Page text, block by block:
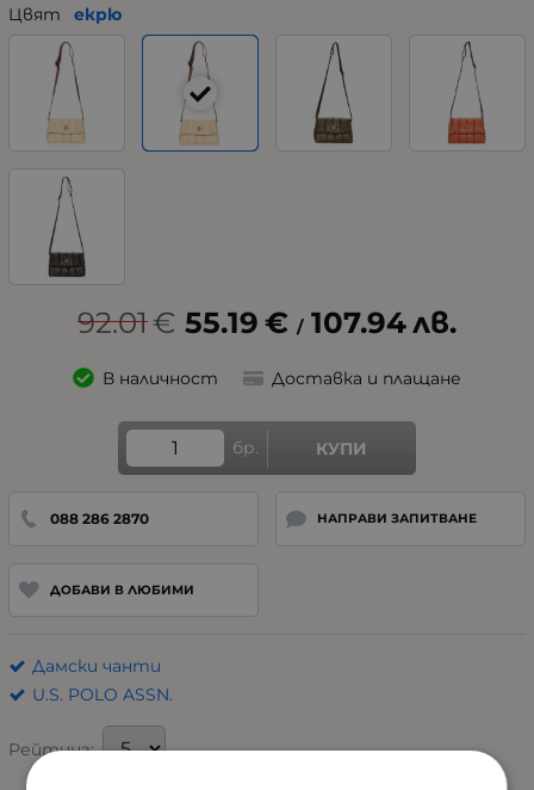
Цвят
екрю
92.01€ 55.19 € / 107.94лв.
В наличност Доставка и плащане
бр. КУПИ
088 286 2870 НАПРАВИ ЗАПИТВАНЕ
ДОБАВИ В ЛЮБИМИ
Дамски чанти
U.S. POLO ASSN.
Рейтинг: